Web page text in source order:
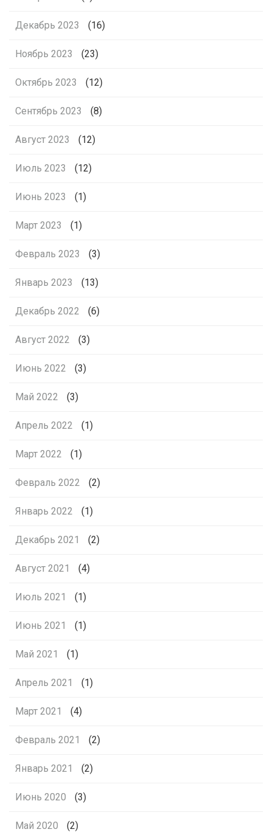
Декабрь 2023 (16)
Ноябрь 2023 (23)
Октябрь 2023 (12)
Сентябрь 2023 (8)
Август 2023 (12)
Июль 2023 (12)
Июнь 2023 (1)
Март 2023 (1)
Февраль 2023 (3)
Январь 2023 (13)
Декабрь 2022 (6)
Август 2022 (3)
Июнь 2022 (3)
Май 2022 (3)
Апрель 2022 (1)
Март 2022 (1)
Февраль 2022 (2)
Январь 2022 (1)
Декабрь 2021 (2)
Август 2021 (4)
Июль 2021 (1)
Июнь 2021 (1)
Май 2021 (1)
Апрель 2021 (1)
Март 2021 (4)
Февраль 2021 (2)
Январь 2021 (2)
Июнь 2020 (3)
Май 2020 (2)